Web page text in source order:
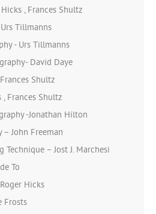
, Frances Shultz
Tillmanns
- Urs Tillmanns
David Daye
Shultz
Frances Shultz
-Jonathan Hilton
John Freeman
– Jost J. Marchesi
To
Hicks
Frosts